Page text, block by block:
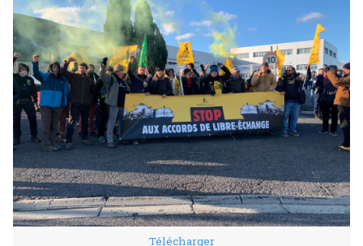
Télécharger